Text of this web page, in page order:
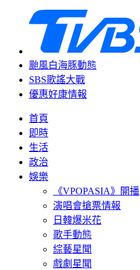
颱風白海豚動態
SBS歌謠大戰
優惠好康情報
首頁
即時
生活
政治
娛樂
《VPOPASIA》開播
演唱會搶票情報
日韓爆米花
歌手動態
綜藝星聞
戲劇星聞